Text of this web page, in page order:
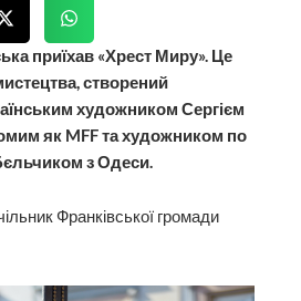
приїхав «Хрест Миру». Це
створений
художником Сергієм
як MFF та художником по
з Одеси.
Франківської громади